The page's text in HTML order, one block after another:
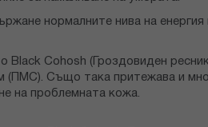
нормалните нива на енергия
Black Cohosh (Гроздовиден
(ПМС). Също така притежава и
на проблемната кожа.